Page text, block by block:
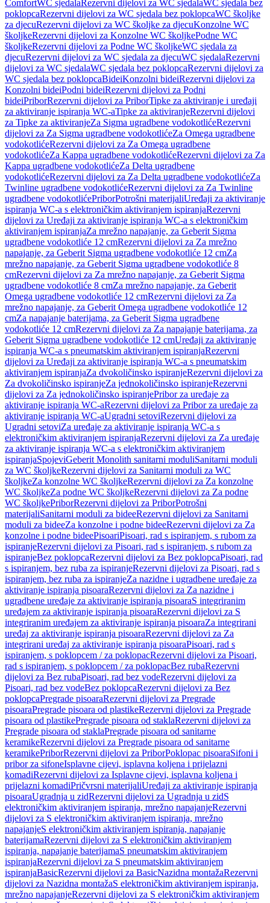
ComfortWC sjedalaRezervni dijelovi za WC sjedalaWC sjedala bez
poklopcaRezervni dijelovi za WC sjedala bez poklopcaWC školjke
za djecuRezervni dijelovi za WC školjke za djecuKonzolne WC
školjkeRezervni dijelovi za Konzolne WC školjkePodne WC
školjkeRezervni dijelovi za Podne WC školjkeWC sjedala za
djecuRezervni dijelovi za WC sjedala za djecuWC sjedalaRezervni
dijelovi za WC sjedalaWC sjedala bez poklopcaRezervni dijelovi za
WC sjedala bez poklopcaBideiKonzolni bideiRezervni dijelovi za
Konzolni bideiPodni bideiRezervni dijelovi za Podni
bideiPriborRezervni dijelovi za PriborTipke za aktiviranje i uređaji
za aktiviranje ispiranja WC-aTipke za aktiviranjeRezervni dijelovi
za Tipke za aktiviranjeZa Sigma ugradbene vodokotlićeRezervni
dijelovi za Za Sigma ugradbene vodokotlićeZa Omega ugradbene
vodokotlićeRezervni dijelovi za Za Omega ugradbene
vodokotlićeZa Kappa ugradbene vodokotlićeRezervni dijelovi za Za
Kappa ugradbene vodokotlićeZa Delta ugradbene
vodokotlićeRezervni dijelovi za Za Delta ugradbene vodokotlićeZa
Twinline ugradbene vodokotlićeRezervni dijelovi za Za Twinline
ugradbene vodokotlićePriborPotrošni materijaliUređaji za aktiviranje
ispiranja WC-a s elektroničkim aktiviranjem ispiranjaRezervni
dijelovi za Uređaji za aktiviranje ispiranja WC-a s elektroničkim
aktiviranjem ispiranjaZa mrežno napajanje, za Geberit Sigma
ugradbene vodokotliće 12 cmRezervni dijelovi za Za mrežno
napajanje, za Geberit Sigma ugradbene vodokotliće 12 cmZa
mrežno napajanje, za Geberit Sigma ugradbene vodokotliće 8
cmRezervni dijelovi za Za mrežno napajanje, za Geberit Sigma
ugradbene vodokotliće 8 cmZa mrežno napajanje, za Geberit
Omega ugradbene vodokotliće 12 cmRezervni dijelovi za Za
mrežno napajanje, za Geberit Omega ugradbene vodokotliće 12
cmZa napajanje baterijama, za Geberit Sigma ugradbene
vodokotliće 12 cmRezervni dijelovi za Za napajanje baterijama, za
Geberit Sigma ugradbene vodokotliće 12 cmUređaji za aktiviranje
ispiranja WC-a s pneumatskim aktiviranjem ispiranjaRezervni
dijelovi za Uređaji za aktiviranje ispiranja WC-a s pneumatskim
aktiviranjem ispiranjaZa dvokoličinsko ispiranjeRezervni dijelovi za
Za dvokoličinsko ispiranjeZa jednokoličinsko ispiranjeRezervni
dijelovi za Za jednokoličinsko ispiranjePribor za uređaje za
aktiviranje ispiranja WC-aRezervni dijelovi za Pribor za uređaje za
aktiviranje ispiranja WC-aUgradni setoviRezervni dijelovi za
Ugradni setoviZa uređaje za aktiviranje ispiranja WC-a s
elektroničkim aktiviranjem ispiranjaRezervni dijelovi za Za uređaje
za aktiviranje ispiranja WC-a s elektroničkim aktiviranjem
ispiranjaSpojeviGeberit Monolith sanitarni moduliSanitarni moduli
za WC školjkeRezervni dijelovi za Sanitarni moduli za WC
školjkeZa konzolne WC školjkeRezervni dijelovi za Za konzolne
WC školjkeZa podne WC školjkeRezervni dijelovi za Za podne
WC školjkePriborRezervni dijelovi za PriborPotrošni
materijaliSanitarni moduli za bideeRezervni dijelovi za Sanitarni
moduli za bideeZa konzolne i podne bideeRezervni dijelovi za Za
konzolne i podne bideePisoariPisoari, rad s ispiranjem, s rubom za
ispiranjeRezervni dijelovi za Pisoari, rad s ispiranjem, s rubom za
ispiranjeBez poklopcaRezervni dijelovi za Bez poklopcaPisoari, rad
s ispiranjem, bez ruba za ispiranjeRezervni dijelovi za Pisoari, rad s
ispiranjem, bez ruba za ispiranjeZa nazidne i ugradbene uređaje za
aktiviranje ispiranja pisoaraRezervni dijelovi za Za nazidne i
ugradbene uređaje za aktiviranje ispiranja pisoaraS integriranim
uređajem za aktiviranje ispiranja pisoaraRezervni dijelovi za S
integriranim uređajem za aktiviranje ispiranja pisoaraZa integrirani
uređaj za aktiviranje ispiranja pisoaraRezervni dijelovi za Za
integrirani uređaj za aktiviranje ispiranja pisoaraPisoari, rad s
ispiranjem, s poklopcem / za poklopacRezervni dijelovi za Pisoari,
rad s ispiranjem, s poklopcem / za poklopacBez rubaRezervni
dijelovi za Bez rubaPisoari, rad bez vodeRezervni dijelovi za
Pisoari, rad bez vodeBez poklopcaRezervni dijelovi za Bez
poklopcaPregrade pisoaraRezervni dijelovi za Pregrade
pisoaraPregrade pisoara od plastikeRezervni dijelovi za Pregrade
pisoara od plastikePregrade pisoara od staklaRezervni dijelovi za
Pregrade pisoara od staklaPregrade pisoara od sanitarne
keramikeRezervni dijelovi za Pregrade pisoara od sanitarne
keramikePriborRezervni dijelovi za PriborPoklopac pisoaraSifoni i
pribor za sifoneIsplavne cijevi, isplavna koljena i prijelazni
komadiRezervni dijelovi za Isplavne cijevi, isplavna koljena i
prijelazni komadiPričvrsni materijaliUređaji za aktiviranje ispiranja
pisoaraUgradnja u zidRezervni dijelovi za Ugradnja u zidS
elektroničkim aktiviranjem ispiranja, mrežno napajanjeRezervni
dijelovi za S elektroničkim aktiviranjem ispiranja, mrežno
napajanjeS elektroničkim aktiviranjem ispiranja, napajanje
baterijamaRezervni dijelovi za S elektroničkim aktiviranjem
ispiranja, napajanje baterijamaS pneumatskim aktiviranjem
ispiranjaRezervni dijelovi za S pneumatskim aktiviranjem
ispiranjaBasicRezervni dijelovi za BasicNazidna montažaRezervni
dijelovi za Nazidna montažaS elektroničkim aktiviranjem ispiranja,
mrežno napajanjeRezervni dijelovi za S elektroničkim aktiviranjem